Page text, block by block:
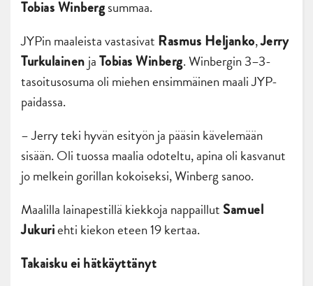
Tobias Winbergsummaa.
JYPin maaleista vastasivat Rasmus Heljanko,Jerry
Turkulainen jaTobias Winberg. Winbergin 3–3-
tasoitusosuma oli miehen ensimmäinen maali JYP-
paidassa.
– Jerry teki hyvän esityön ja pääsin kävelemään
sisään. Oli tuossa maalia odoteltu, apina oli kasvanut
jo melkein gorillan kokoiseksi, Winberg sanoo.
Maalilla lainapestillä kiekkoja nappaillut Samuel
Jukuriehti kiekon eteen 19 kertaa.
Takaisku ei hätkäyttänyt